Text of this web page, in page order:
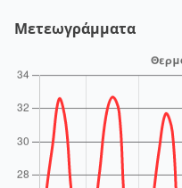
Μετεωγράμματα